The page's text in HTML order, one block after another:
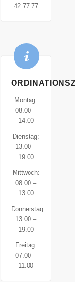
42 77 77
Montag:
08.00 –
14.00
Dienstag:
13.00 –
19.00
Mittwoch:
08.00 –
13.00
Donnerstag:
13.00 –
19.00
Freitag:
07.00 –
11.00